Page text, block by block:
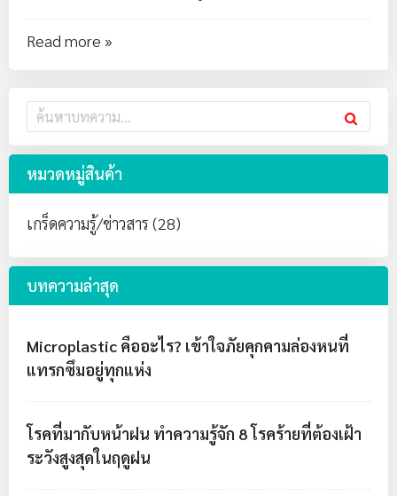
Read more »
หมวดหมู่สินค้า
เกร็ดความรู้/ข่าวสาร (28)
บทความล่าสุด
Microplastic คืออะไร? เข้าใจภัยคุกคามล่องหนที่
แทรกซึมอยู่ทุกแห่ง
โรคที่มากับหน้าฝน ทำความรู้จัก 8 โรคร้ายที่ต้องเฝ้า
ระวังสูงสุดในฤดูฝน